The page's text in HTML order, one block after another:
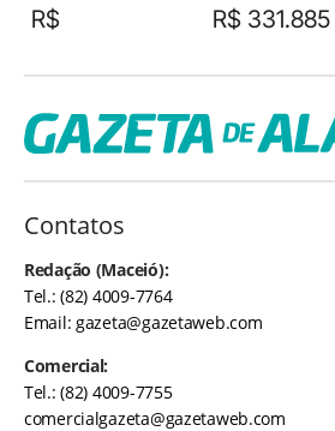
R$ R$ 331.885
Contatos
Redação (Maceió):
Tel.: (82) 4009-7764
Email:gazeta@gazetaweb.com
Comercial:
Tel.: (82) 4009-7755
comercialgazeta@gazetaweb.com